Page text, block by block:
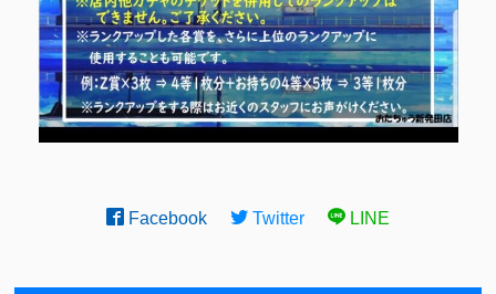
Facebook Twitter LINE